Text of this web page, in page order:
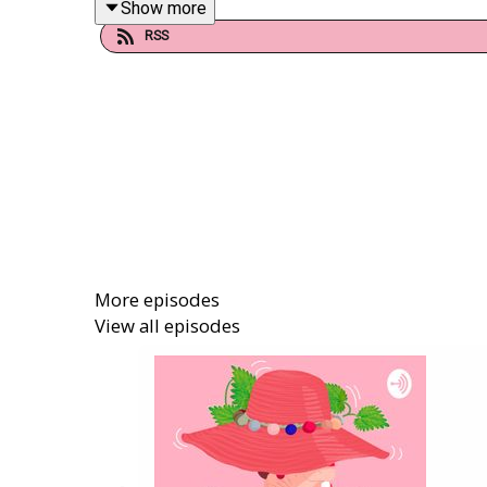
Marie-Geo n’est pas la première à évoquer un
devoir conjugal est posée. On comprend aussi
Identité Visuelle : Jeanne Dufief
Show more
RSS
More episodes
View all episodes